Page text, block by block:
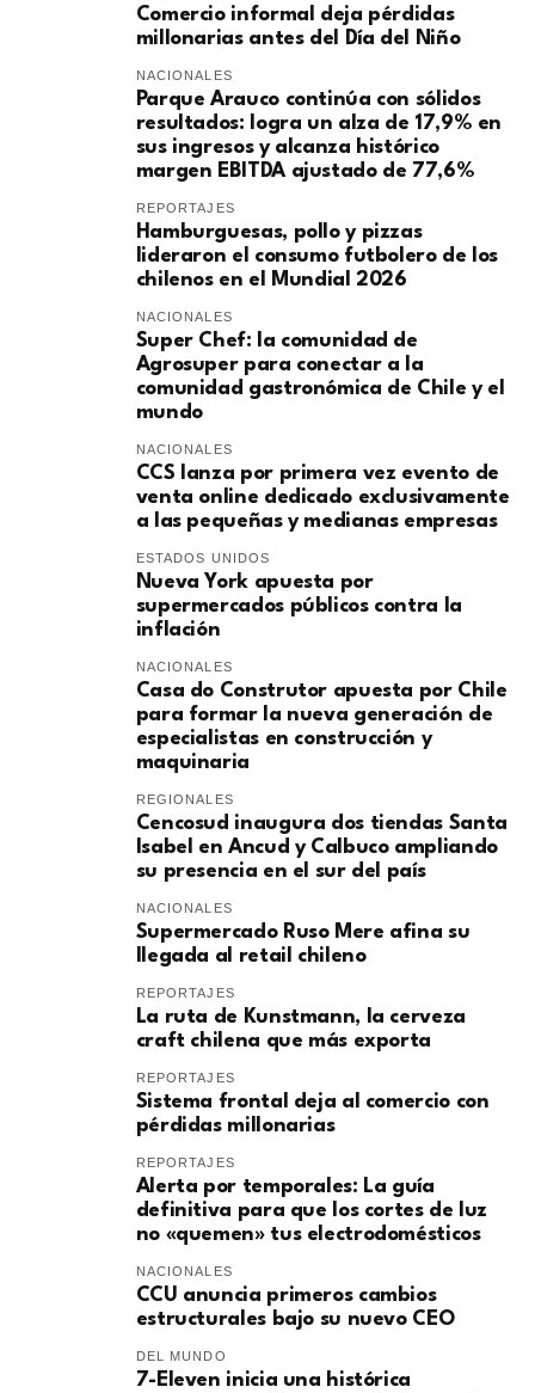
Comercio informal deja pérdidas
millonarias antes del Día del Niño
NACIONALES
Parque Arauco continúa con sólidos
resultados: logra un alza de 17,9% en
sus ingresos y alcanza histórico
margen EBITDA ajustado de 77,6%
REPORTAJES
Hamburguesas, pollo y pizzas
lideraron el consumo futbolero de los
chilenos en el Mundial 2026
NACIONALES
Super Chef: la comunidad de
Agrosuper para conectar a la
comunidad gastronómica de Chile y el
mundo
NACIONALES
CCS lanza por primera vez evento de
venta online dedicado exclusivamente
a las pequeñas y medianas empresas
ESTADOS UNIDOS
Nueva York apuesta por
supermercados públicos contra la
inflación
NACIONALES
Casa do Construtor apuesta por Chile
para formar la nueva generación de
especialistas en construcción y
maquinaria
REGIONALES
Cencosud inaugura dos tiendas Santa
Isabel en Ancud y Calbuco ampliando
su presencia en el sur del país
NACIONALES
Supermercado Ruso Mere afina su
llegada al retail chileno
REPORTAJES
La ruta de Kunstmann, la cerveza
craft chilena que más exporta
REPORTAJES
Sistema frontal deja al comercio con
pérdidas millonarias
REPORTAJES
Alerta por temporales: La guía
definitiva para que los cortes de luz
no «quemen» tus electrodomésticos
NACIONALES
CCU anuncia primeros cambios
estructurales bajo su nuevo CEO
DEL MUNDO
7-Eleven inicia una histórica